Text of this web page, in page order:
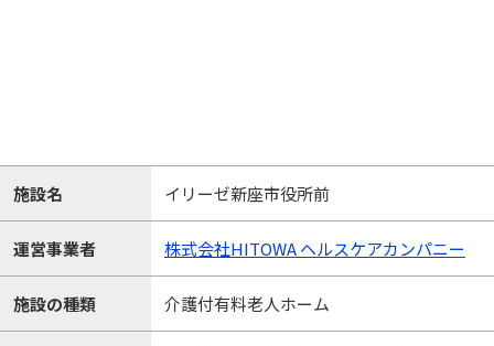
施設名 イリーゼ新座市役所前
運営事業者 株式会社HITOWA ヘルスケアカンパニー
施設の種類 介護付有料老人ホーム